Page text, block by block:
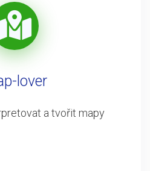
lover
a tvořit mapy